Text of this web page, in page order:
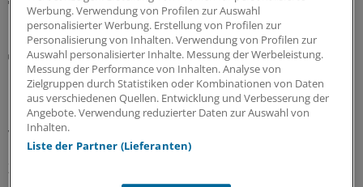
MEHR ZUM THEMA
Notfallversorgung
Neuer Bereitschaftsdienst in Nordrhein ist ein
Erfolgsmodell
In nur zwölf Stunden waren die 6.000 Fahrdienste
vergeben: Der neu strukturierte ärztliche
Bereitschaftsdienst in Nordrhein wird gut angenommen.
Zuständig sind spezielle Kooperationsmediziner.
Werbung. Verwendung von Profilen zur Auswahl
personalisierter Werbung. Erstellung von Profilen zur
Personalisierung von Inhalten. Verwendung von Profilen zur
Auswahl personalisierter Inhalte. Messung der Werbeleistung.
Messung der Performance von Inhalten. Analyse von
Zielgruppen durch Statistiken oder Kombinationen von Daten
aus verschiedenen Quellen. Entwicklung und Verbesserung der
Angebote. Verwendung reduzierter Daten zur Auswahl von
Inhalten.
Liste der Partner (Lieferanten)